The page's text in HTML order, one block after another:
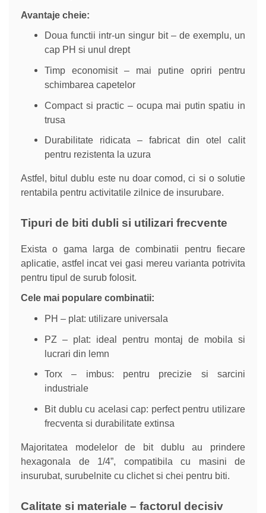
Avantaje cheie:
Doua functii intr-un singur bit – de exemplu, un
cap PH si unul drept
Timp economisit – mai putine opriri pentru
schimbarea capetelor
Compact si practic – ocupa mai putin spatiu in
trusa
Durabilitate ridicata – fabricat din otel calit
pentru rezistenta la uzura
Astfel, bitul dublu este nu doar comod, ci si o solutie
rentabila pentru activitatile zilnice de insurubare.
Tipuri de biti dubli si utilizari frecvente
Exista o gama larga de combinatii pentru fiecare
aplicatie, astfel incat vei gasi mereu varianta potrivita
pentru tipul de surub folosit.
Cele mai populare combinatii:
PH – plat: utilizare universala
PZ – plat: ideal pentru montaj de mobila si
lucrari din lemn
Torx – imbus: pentru precizie si sarcini
industriale
Bit dublu cu acelasi cap: perfect pentru utilizare
frecventa si durabilitate extinsa
Majoritatea modelelor de bit dublu au prindere
hexagonala de 1/4”, compatibila cu masini de
insurubat, surubelnite cu clichet si chei pentru biti.
Calitate si materiale – factorul decisiv